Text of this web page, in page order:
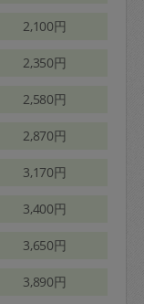
2,100円
2,350円
2,580円
2,870円
3,170円
3,400円
3,650円
3,890円